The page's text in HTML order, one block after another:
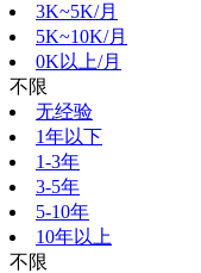
3K~5K/月
5K~10K/月
0K以上/月
不限
无经验
1年以下
1-3年
3-5年
5-10年
10年以上
不限